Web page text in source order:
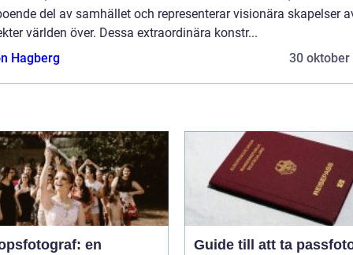
del av samhället och representerar visionära skapelser
världen över. Dessa extraordinära konstr...
Hagberg
30 oktober
en
Guide till att ta